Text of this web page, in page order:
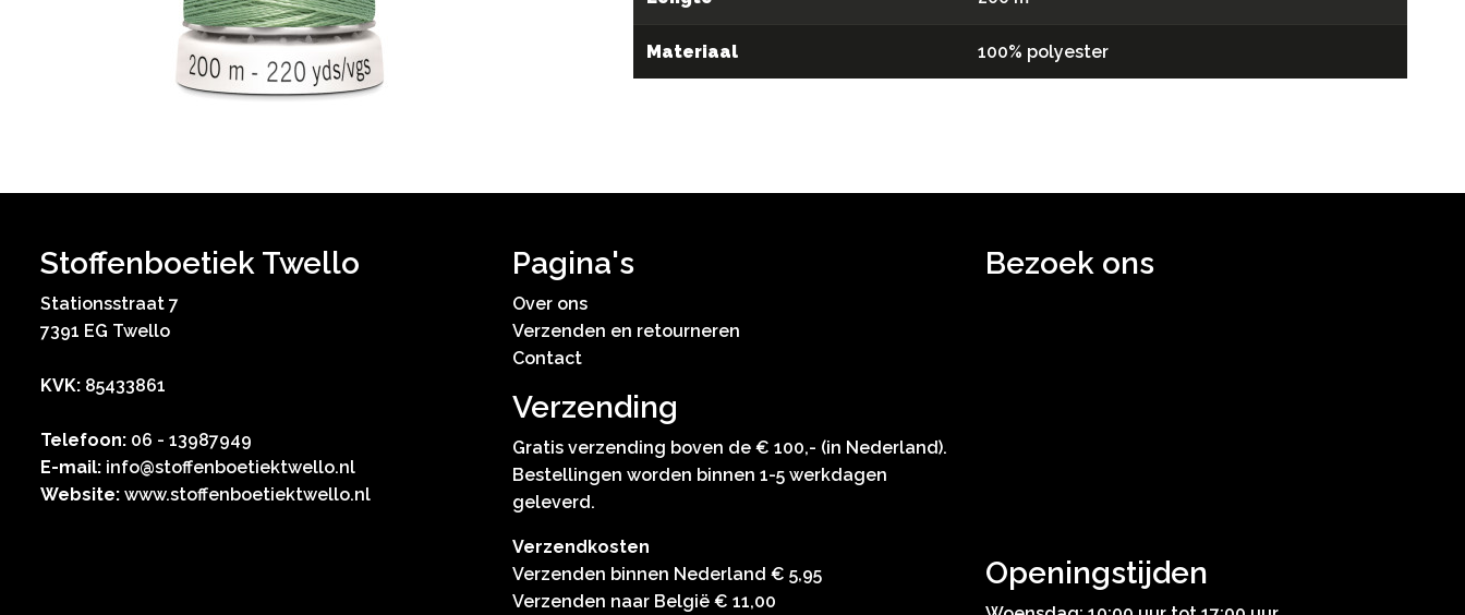
Materiaal 100% polyester
Stoffenboetiek Twello
Stationsstraat 7
7391 EG Twello
KVK: 85433861
Telefoon: 06 - 13987949
E-mail: info@stoffenboetiektwello.nl
Website: www.stoffenboetiektwello.nl
Pagina's
Over ons
Verzenden en retourneren
Contact
Verzending
Gratis verzending boven de € 100,- (in Nederland).
Bestellingen worden binnen 1-5 werkdagen
geleverd.
Verzendkosten
Verzenden binnen Nederland € 5,95
Verzenden naar België € 11,00
Bezoek ons
Openingstijden